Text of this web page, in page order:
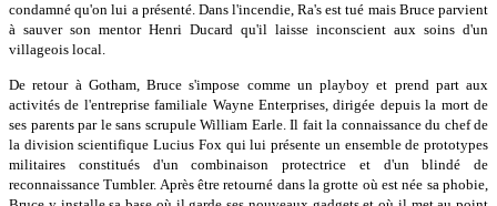
condamné qu'on lui a présenté. Dans l'incendie, Ra's est tué mais Bruce parvient
à sauver son mentor Henri Ducard qu'il laisse inconscient aux soins d'un
villageois local.
De retour à Gotham, Bruce s'impose comme un playboy et prend part aux
activités de l'entreprise familiale Wayne Enterprises, dirigée depuis la mort de
ses parents par le sans scrupule William Earle. Il fait la connaissance du chef de
la division scientifique Lucius Fox qui lui présente un ensemble de prototypes
militaires constitués d'un combinaison protectrice et d'un blindé de
reconnaissance Tumbler. Après être retourné dans la grotte où est née sa phobie,